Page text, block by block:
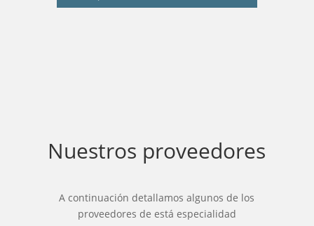
Nuestros proveedores
A continuación detallamos algunos de los
proveedores de está especialidad